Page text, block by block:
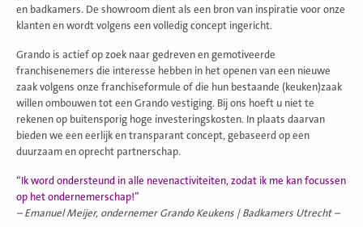
en badkamers. De showroom dient als een bron van inspiratie voor onze
klanten en wordt volgens een volledig concept ingericht.
Grando is actief op zoek naar gedreven en gemotiveerde
franchisenemers die interesse hebben in het openen van een nieuwe
zaak volgens onze franchiseformule of die hun bestaande (keuken)zaak
willen ombouwen tot een Grando vestiging. Bij ons hoeft u niet te
rekenen op buitensporig hoge investeringskosten. In plaats daarvan
bieden we een eerlijk en transparant concept, gebaseerd op een
duurzaam en oprecht partnerschap.
“Ik word ondersteund in alle nevenactiviteiten, zodat ik me kan focussen
op het ondernemerschap!”
– Emanuel Meijer, ondernemer Grando Keukens | Badkamers Utrecht –